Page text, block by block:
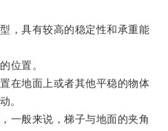
具有较高的稳定性和承重能
位置。
地面上或者其他平稳的物体
。
般来说，梯子与地面的夹角